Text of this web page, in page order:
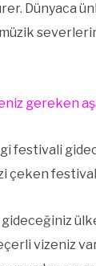
Dünyaca
gereken
festivali
çeken
vizeniz